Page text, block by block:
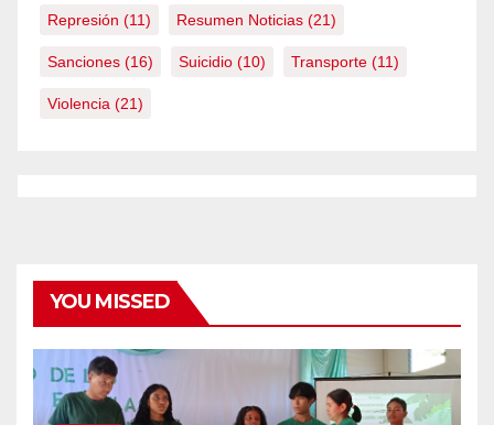
Represión (11) Resumen Noticias (21)
Sanciones (16) Suicidio (10) Transporte (11)
Violencia (21)
YOU MISSED